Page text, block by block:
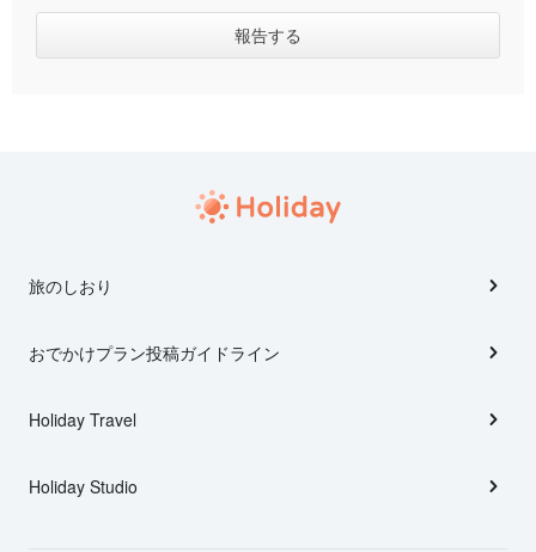
旅のしおり
おでかけプラン投稿ガイドライン
Holiday Travel
Holiday Studio